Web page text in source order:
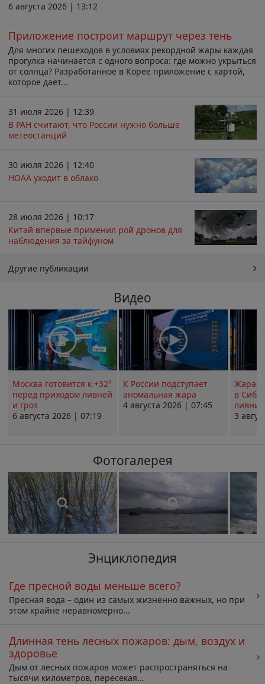
6 августа 2026 | 13:12
Приложение построит маршрут через тень
Для многих пешеходов в условиях рекордной жары каждая
прогулка начинается с одного вопроса: где можно укрыться
от солнца? Разработанное в Корее приложение с картой,
которое даёт...
31 июля 2026 | 12:39
В РАН считают, что России нужно больше
метеостанций
30 июля 2026 | 12:40
НОАА уходит в облако
28 июля 2026 | 10:17
Китай впервые применил рой дронов для
наблюдения за тайфуном
Другие публикации
Видео
Москва готовится к +32°
перед приходом ливней
и гроз
6 августа 2026 | 07:19
К России подступает
аномальная жара
4 августа 2026 | 07:45
Жара в
в
ливни
3
Фотогалерея
Энциклопедия
Где пресной воды меньше всего?
Пресная вода – один из самых жизненно важных, но при
этом крайне неравномерно...
Длинная тень лесных пожаров: дым, воздух и
здоровье
Дым от лесных пожаров может распространяться на
тысячи километров, пересекая...